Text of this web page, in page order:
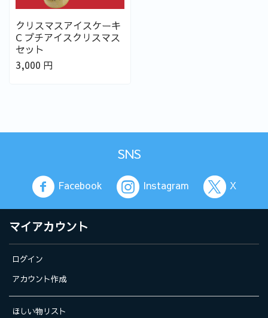
クリスマスアイスケーキ
C プチアイスクリスマス
セット
3,000 円
SNS
Facebook Instagram X
マイアカウント
ログイン
アカウント作成
ほしい物リスト